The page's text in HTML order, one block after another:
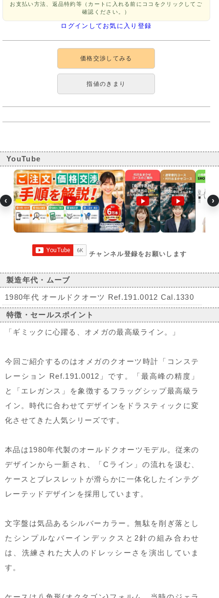
お支払い方法、返品特約等（カートに入れる前にココをクリックしてご
確認ください。）
ログインしてお気に入り登録
価格交渉してみる
指値のきまり
YouTube
‹ ›
チャンネル登録をお願いします
製造年代・ムーブ
1980年代 オールドクオーツ Ref.191.0012 Cal.1330
特徴・セールスポイント
「ギミックに心躍る、オメガの最高級ライン。」
今回ご紹介するのはオメガのクオーツ時計「コンステ
レーション Ref.191.0012」です。「最高峰の精度」
と「エレガンス」を象徴するフラッグシップ最高級ラ
イン。時代に合わせてデザインをドラスティックに変
化させてきた人気シリーズです。
本品は1980年代製のオールドクオーツモデル。従来の
デザインから一新され、「Cライン」の流れを汲む、
ケースとブレスレットが滑らかに一体化したインテグ
レーテッドデザインを採用しています。
文字盤は気品あるシルバーカラー。無駄を削ぎ落とし
たシンプルなバーインデックスと2針の組み合わせ
は、洗練された大人のドレッシーさを演出していま
す。